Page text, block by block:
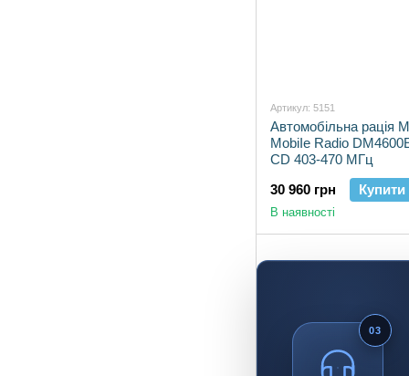
Артикул: 5151
Автомобільна рація
МоbіІе Radio
CD 403-470 МГц
30 960 грн
Купити
В наявності
03